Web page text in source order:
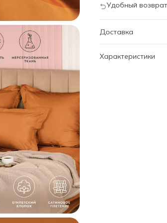
Удобный
Доставка
Характеристики